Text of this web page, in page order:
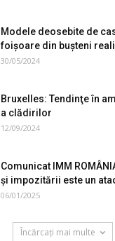
Modele deosebite de
foişoare din buşteni
30/05/2024
Bruxelles: Tendinţe în
a clădirilor
12/09/2024
Comunicat IMM
și impozitării este un
06/01/2025
Încărcați mai multe